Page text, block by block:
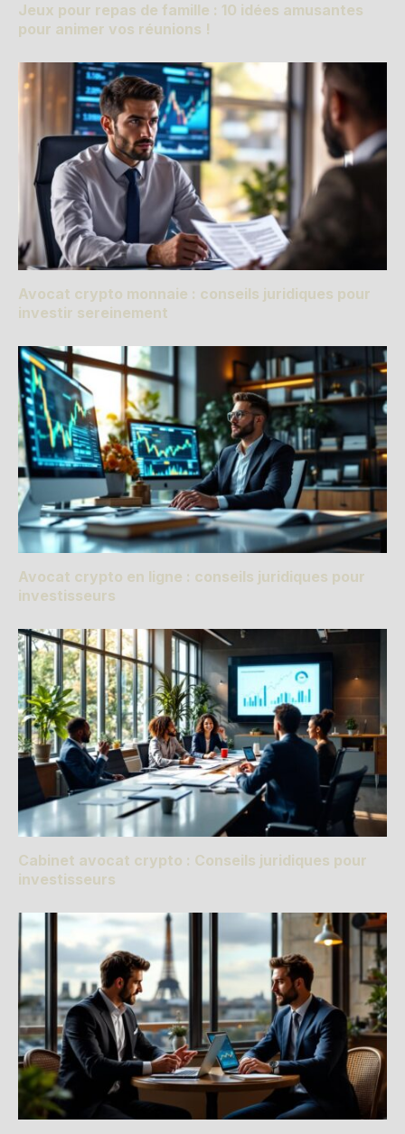
Jeux pour repas de famille : 10 idées amusantes
pour animer vos réunions !
Avocat crypto monnaie : conseils juridiques pour
investir sereinement
Avocat crypto en ligne : conseils juridiques pour
investisseurs
Cabinet avocat crypto : Conseils juridiques pour
investisseurs